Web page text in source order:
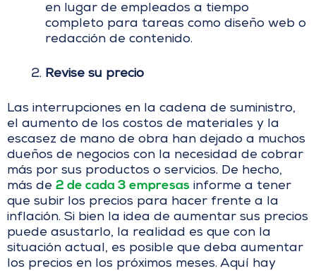
en lugar de empleados a tiempo
completo para tareas como diseño web o
redacción de contenido.
Revise su precio
Las interrupciones en la cadena de suministro,
el aumento de los costos de materiales y la
escasez de mano de obra han dejado a muchos
dueños de negocios con la necesidad de cobrar
más por sus productos o servicios. De hecho,
más de 2 de cada 3 empresas informe a tener
que subir los precios para hacer frente a la
inflación. Si bien la idea de aumentar sus precios
puede asustarlo, la realidad es que con la
situación actual, es posible que deba aumentar
los precios en los próximos meses. Aquí hay